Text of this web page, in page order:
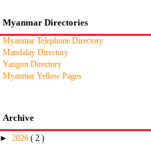
Myanmar Directories
Myanmar Telephone Directory
Mandalay Directory
Yangon Directory
Myanmar Yellow Pages
Archive
► 2026 ( 2 )